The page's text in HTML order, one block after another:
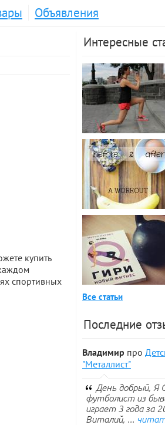
Объявления
купить
спортивных
Интересные
Все статьи
Последние
Владимир про
"Металлист"
День добрый, Я
футболист из
играет 3 года за
Виталий, ...